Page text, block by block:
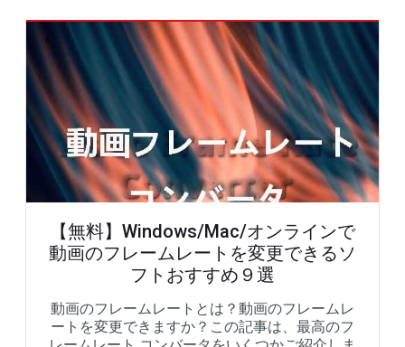
【無料】Windows/Mac/オンラインで
動画のフレームレートを変更できるソ
フトおすすめ９選
動画のフレームレートとは？動画のフレームレ
ートを変更できますか？この記事は、最高のフ